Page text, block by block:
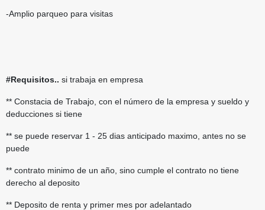
-Amplio parqueo para visitas
#Requisitos.. si trabaja en empresa
** Constacia de Trabajo, con el número de la empresa y sueldo y
deducciones si tiene
** se puede reservar 1 - 25 dias anticipado maximo, antes no se
puede
** contrato minimo de un año, sino cumple el contrato no tiene
derecho al deposito
** Deposito de renta y primer mes por adelantado